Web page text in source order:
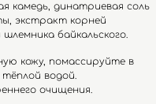
камедь, динатриевая соль
экстракт корней
байкальского.
кожу, помассируйте в
водой.
очищения.